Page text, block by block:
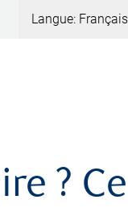
Langue: Français
? Ce